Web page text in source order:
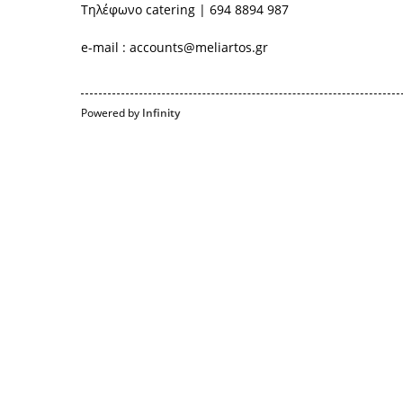
Τηλέφωνο catering | 694 8894 987
e-mail : accounts@meliartos.gr
Powered by Infinity